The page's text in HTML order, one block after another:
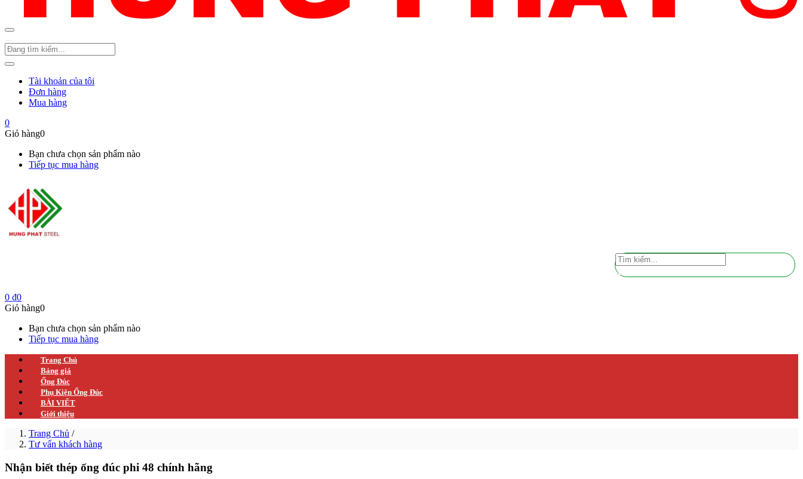
Tài khoản của tôi
Đơn hàng
Mua hàng
0
Giỏ hàng0
Bạn chưa chọn sản phẩm nào
Tiếp tục mua hàng
0 ₫0
Giỏ hàng0
Bạn chưa chọn sản phẩm nào
Tiếp tục mua hàng
Trang Chủ
Bảng giá
Ống Đúc
Phụ Kiện Ống Đúc
BÀI VIẾT
Giới thiệu
Trang Chủ /
Tư vấn khách hàng
Nhận biết thép ống đúc phi 48 chính hãng